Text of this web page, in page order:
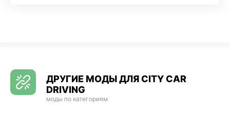
ДРУГИЕ МОДЫ ДЛЯ CITY CAR
DRIVING
моды по категориям